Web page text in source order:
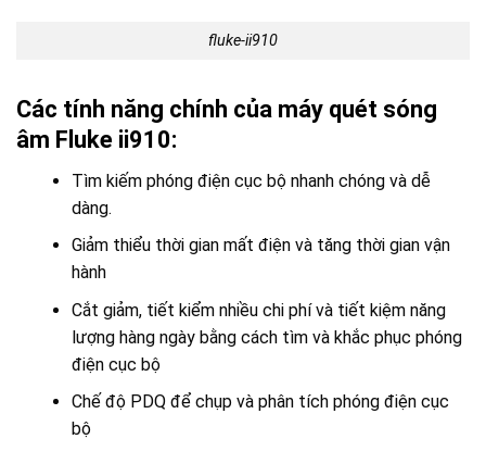
fluke-ii910
Các tính năng chính của máy quét sóng
âm Fluke ii910:
Tìm kiếm phóng điện cục bộ nhanh chóng và dễ
dàng.
Giảm thiểu thời gian mất điện và tăng thời gian vận
hành
Cắt giảm, tiết kiểm nhiều chi phí và tiết kiệm năng
lượng hàng ngày bằng cách tìm và khắc phục phóng
điện cục bộ
Chế độ PDQ để chụp và phân tích phóng điện cục
bộ